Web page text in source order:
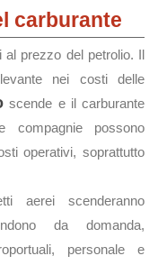
carburante
prezzo del petrolio. Il
nei costi delle
scende e il carburante
possono
operativi, soprattutto
aerei scenderanno
da domanda,
personale e